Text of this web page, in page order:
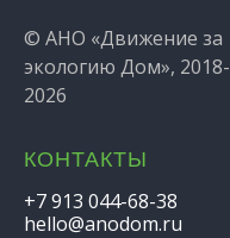
© АНО «Движение за
экологию Дом», 2018-
2026
КОНТАКТЫ
+7 913 044-68-38
hello@anodom.ru